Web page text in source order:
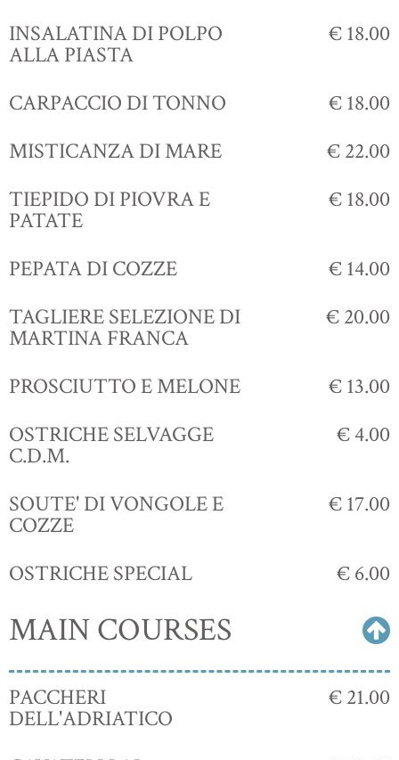
INSALATINA DI POLPO
ALLA PIASTA
€ 18.00
CARPACCIO DI TONNO
€ 18.00
MISTICANZA DI MARE
€ 22.00
TIEPIDO DI PIOVRA E
PATATE
€ 18.00
PEPATA DI COZZE
€ 14.00
TAGLIERE SELEZIONE DI
MARTINA FRANCA
€ 20.00
PROSCIUTTO E MELONE
€ 13.00
OSTRICHE SELVAGGE
C.D.M.
€ 4.00
SOUTE' DI VONGOLE E
COZZE
€ 17.00
OSTRICHE SPECIAL € 6.00
MAIN COURSES
PACCHERI
DELL'ADRIATICO
€ 21.00